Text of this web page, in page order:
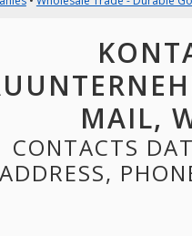
MAIL,
CONTACTS
ADDRESS,